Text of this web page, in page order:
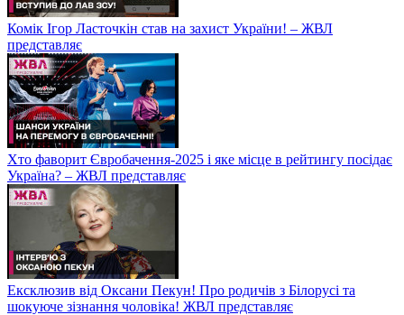
Комік Ігор Ласточкін став на захист України! – ЖВЛ
представляє
Хто фаворит Євробачення-2025 і яке місце в рейтингу посідає
Україна? – ЖВЛ представляє
Ексклюзив від Оксани Пекун! Про родичів з Білорусі та
шокуюче зізнання чоловіка! ЖВЛ представляє